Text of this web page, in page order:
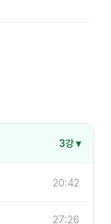
3강 ▾
20:42
27:26